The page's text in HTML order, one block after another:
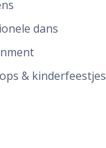
dans
& kinderfeestjes